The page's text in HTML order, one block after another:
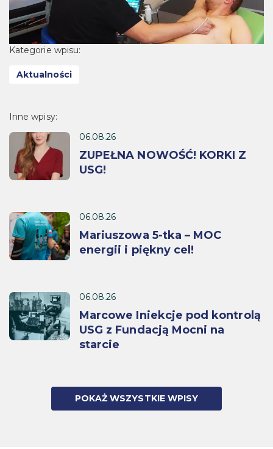
Kategorie wpisu:
Aktualności
Inne wpisy:
06.08.26
ZUPEŁNA NOWOŚĆ! KORKI Z
USG!
06.08.26
Mariuszowa 5-tka – MOC
energii i piękny cel!
06.08.26
Marcowe Iniekcje pod kontrolą
USG z Fundacją Mocni na
starcie
POKAŻ WSZYSTKIE WPISY